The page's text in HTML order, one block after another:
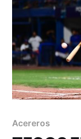
Acereros